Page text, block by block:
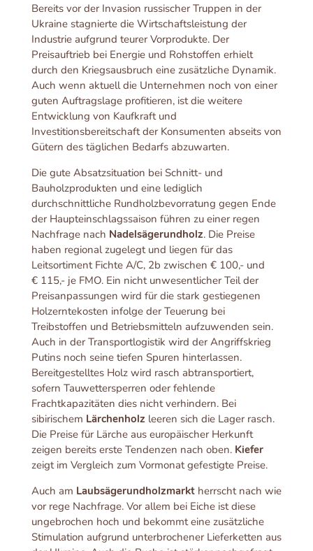
Bereits vor der Invasion russischer Truppen in der
Ukraine stagnierte die Wirtschaftsleistung der
Industrie aufgrund teurer Vorprodukte. Der
Preisauftrieb bei Energie und Rohstoffen erhielt
durch den Kriegsausbruch eine zusätzliche Dynamik.
Auch wenn aktuell die Unternehmen noch von einer
guten Auftragslage profitieren, ist die weitere
Entwicklung von Kaufkraft und
Investitionsbereitschaft der Konsumenten abseits von
Gütern des täglichen Bedarfs abzuwarten.
Die gute Absatzsituation bei Schnitt- und
Bauholzprodukten und eine lediglich
durchschnittliche Rundholzbevorratung gegen Ende
der Haupteinschlagssaison führen zu einer regen
Nachfrage nach Nadelsägerundholz. Die Preise
haben regional zugelegt und liegen für das
Leitsortiment Fichte A/C, 2b zwischen € 100,- und
€ 115,- je FMO. Ein nicht unwesentlicher Teil der
Preisanpassungen wird für die stark gestiegenen
Holzerntekosten infolge der Teuerung bei
Treibstoffen und Betriebsmitteln aufzuwenden sein.
Auch in der Transportlogistik wird der Angriffskrieg
Putins noch seine tiefen Spuren hinterlassen.
Bereitgestelltes Holz wird rasch abtransportiert,
sofern Tauwettersperren oder fehlende
Frachtkapazitäten dies nicht verhindern. Bei
sibirischem Lärchenholzleeren sich die Lager rasch.
Die Preise für Lärche aus europäischer Herkunft
zeigen bereits erste Tendenzen nach oben. Kiefer
zeigt im Vergleich zum Vormonat gefestigte Preise.
Auch am Laubsägerundholzmarktherrscht nach wie
vor rege Nachfrage. Vor allem bei Eiche ist diese
ungebrochen hoch und bekommt eine zusätzliche
Stimulation aufgrund unterbrochener Lieferketten aus